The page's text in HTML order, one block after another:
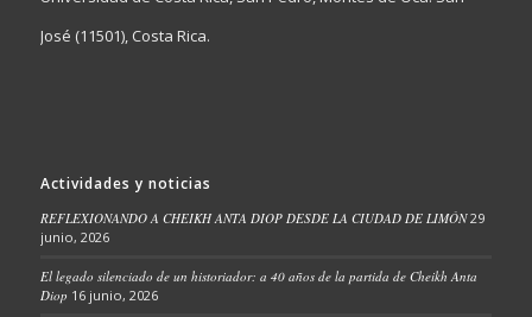
José (11501), Costa Rica.
Actividades y noticias
REFLEXIONANDO A CHEIKH ANTA DIOP DESDE LA CIUDAD DE LIMÓN 29
junio, 2026
El legado silenciado de un historiador: a 40 años de la partida de Cheikh Anta
Diop 16 junio, 2026